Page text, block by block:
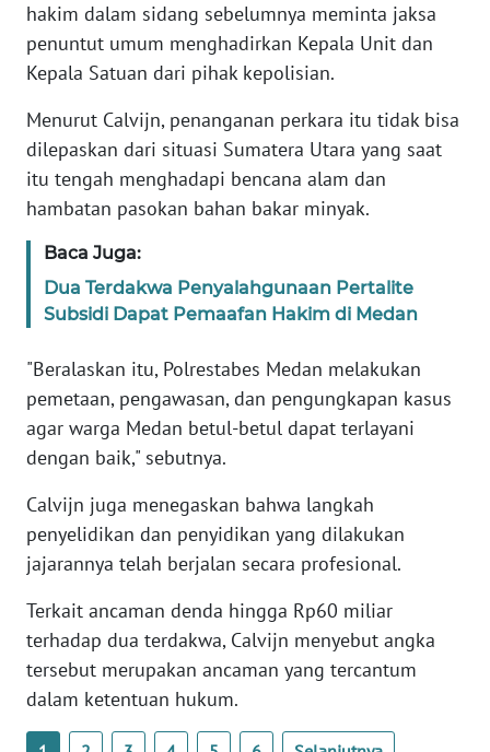
hakim dalam sidang sebelumnya meminta jaksa
penuntut umum menghadirkan Kepala Unit dan
Kepala Satuan dari pihak kepolisian.
Menurut Calvijn, penanganan perkara itu tidak bisa
dilepaskan dari situasi Sumatera Utara yang saat
itu tengah menghadapi bencana alam dan
hambatan pasokan bahan bakar minyak.
Baca Juga:
Dua Terdakwa Penyalahgunaan Pertalite
Subsidi Dapat Pemaafan Hakim di Medan
"Beralaskan itu, Polrestabes Medan melakukan
pemetaan, pengawasan, dan pengungkapan kasus
agar warga Medan betul-betul dapat terlayani
dengan baik," sebutnya.
Calvijn juga menegaskan bahwa langkah
penyelidikan dan penyidikan yang dilakukan
jajarannya telah berjalan secara profesional.
Terkait ancaman denda hingga Rp60 miliar
terhadap dua terdakwa, Calvijn menyebut angka
tersebut merupakan ancaman yang tercantum
dalam ketentuan hukum.
WN
WN
JAKARTA
WN
JABAR
WN
BANTEN
WN
KEPRI
WN
PAPUA
WN
BARAT
WN
RIAU